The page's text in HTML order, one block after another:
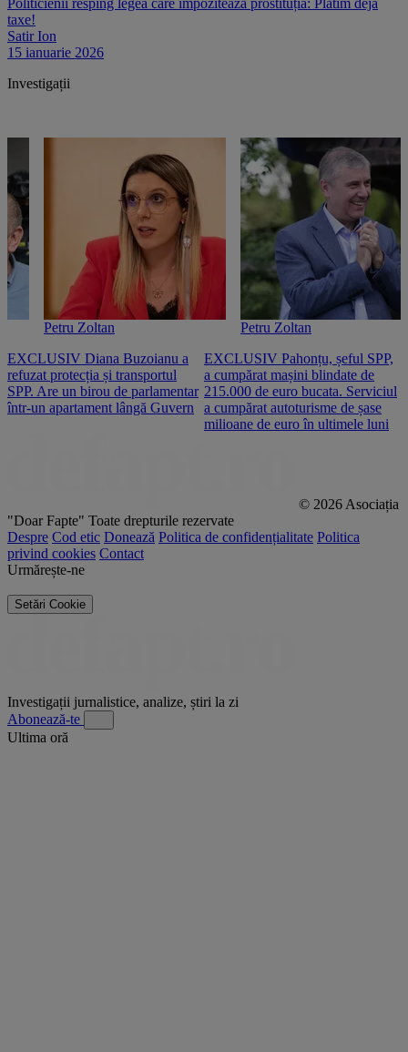
taxe!
Satir Ion
15 ianuarie 2026
Investigații
Petru Zoltan
EXCLUSIV Diana Buzoianu a
refuzat protecția și transportul
SPP. Are un birou de parlamentar
într-un apartament lângă Guvern
Petru Zoltan
EXCLUSIV Pahonțu, șeful SPP,
a cumpărat mașini blindate de
215.000 de euro bucata. Serviciul
a cumpărat autoturisme de șase
milioane de euro în ultimele luni
© 2026 Asociația
"Doar Fapte" Toate drepturile rezervate
Despre Cod etic Donează Politica de confidențialitate Politica
privind cookies Contact
Urmărește-ne
Setări Cookie
Investigații jurnalistice, analize, știri la zi
Abonează-te
Ultima oră